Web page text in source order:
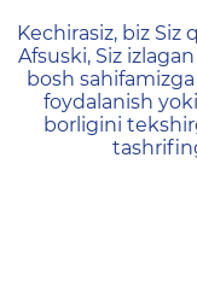
404 —
Kechirasiz, biz
Afsuski, Siz
bosh
foydalanish
borligini